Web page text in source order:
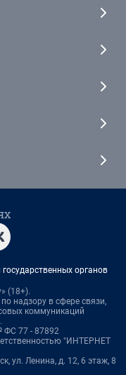
органов
(18+).
надзору в сфере связи,
коммуникаций
ФС 77 - 87892
"ИНТЕРНЕТ
ул. Ленина, д. 12, 6 этаж, 8